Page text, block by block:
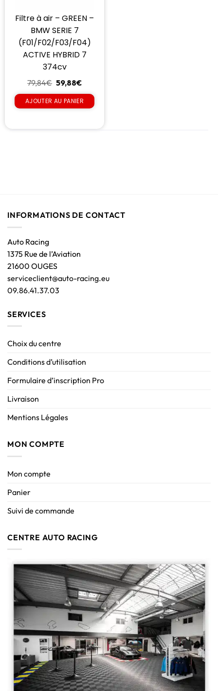
Filtre à air – GREEN –
BMW SERIE 7
(F01/F02/F03/F04)
ACTIVE HYBRID 7
374cv
79,84€ 59,88€
AJOUTER AU PANIER
INFORMATIONS DE CONTACT
Auto Racing
1375 Rue de l’Aviation
21600 OUGES
serviceclient@auto-racing.eu
09.86.41.37.03
SERVICES
Choix du centre
Conditions d’utilisation
Formulaire d’inscription Pro
Livraison
Mentions Légales
MON COMPTE
Mon compte
Panier
Suivi de commande
CENTRE AUTO RACING